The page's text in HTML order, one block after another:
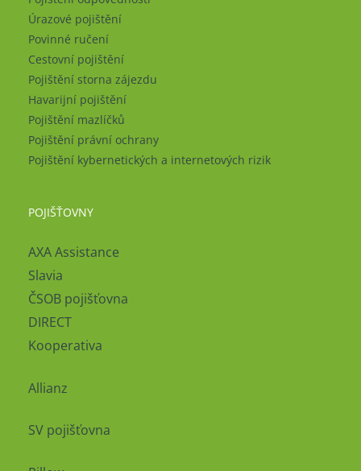
Úrazové pojištění
Povinné ručení
Cestovní pojištění
Pojištění storna zájezdu
Havarijní pojištění
Pojištění mazlíčků
Pojištění právní ochrany
Pojištění kybernetických a internetových rizik
POJIŠŤOVNY
AXA Assistance
Slavia
ČSOB pojišťovna
DIRECT
Kooperativa
Allianz
SV pojišťovna